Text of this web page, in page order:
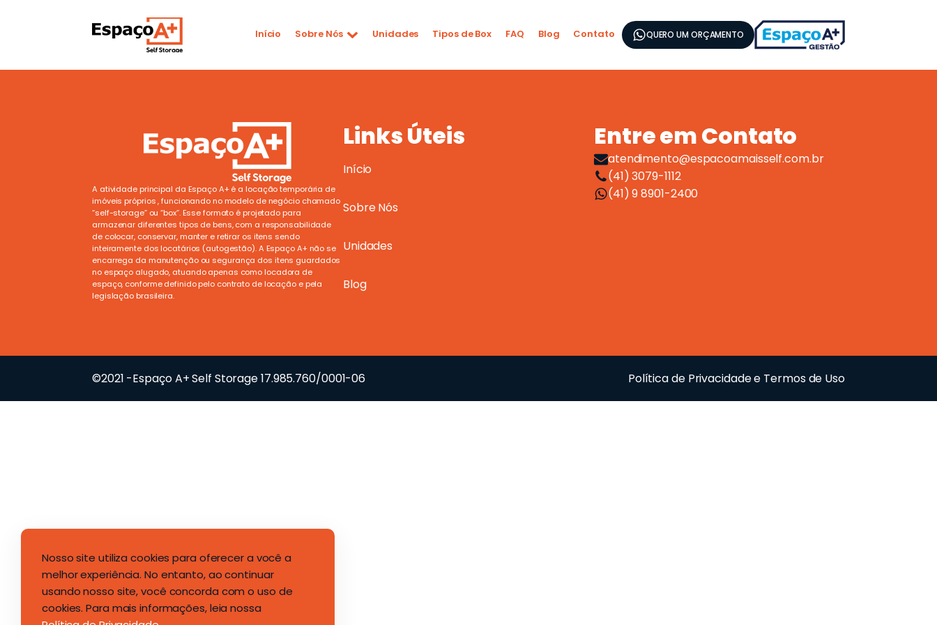
Início Sobre Nós Unidades Tipos de Box FAQ Blog Contato QUERO UM ORÇAMENTO
A atividade principal da Espaço A+ é a locação temporária de
imóveis próprios , funcionando no modelo de negócio chamado
“self-storage” ou “box”. Esse formato é projetado para
armazenar diferentes tipos de bens, com a responsabilidade
de colocar, conservar, manter e retirar os itens sendo
inteiramente dos locatários (autogestão). A Espaço A+ não se
encarrega da manutenção ou segurança dos itens guardados
no espaço alugado, atuando apenas como locadora de
espaço, conforme definido pelo contrato de locação e pela
legislação brasileira.
Links Úteis
Início
Sobre Nós
Unidades
Blog
Entre em Contato
atendimento@espacoamaisself.com.br
(41) 3079-1112
(41) 9 8901-2400
©2021 -Espaço A+ Self Storage 17.985.760/0001-06 Política de Privacidade e Termos de Uso
Nosso site utiliza cookies para oferecer a você a
melhor experiência. No entanto, ao continuar
usando nosso site, você concorda com o uso de
cookies. Para mais informações, leia nossa